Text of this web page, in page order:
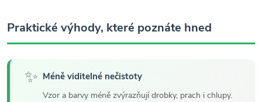
Praktické výhody, které poznáte hned
✨ Méně viditelné nečistoty
Vzor a barvy méně zvýrazňují drobky, prach i chlupy.